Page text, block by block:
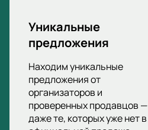
Уникальные
предложения
Находим уникальные
предложения от
организаторов и
проверенных продавцов —
даже те, которых уже нет в